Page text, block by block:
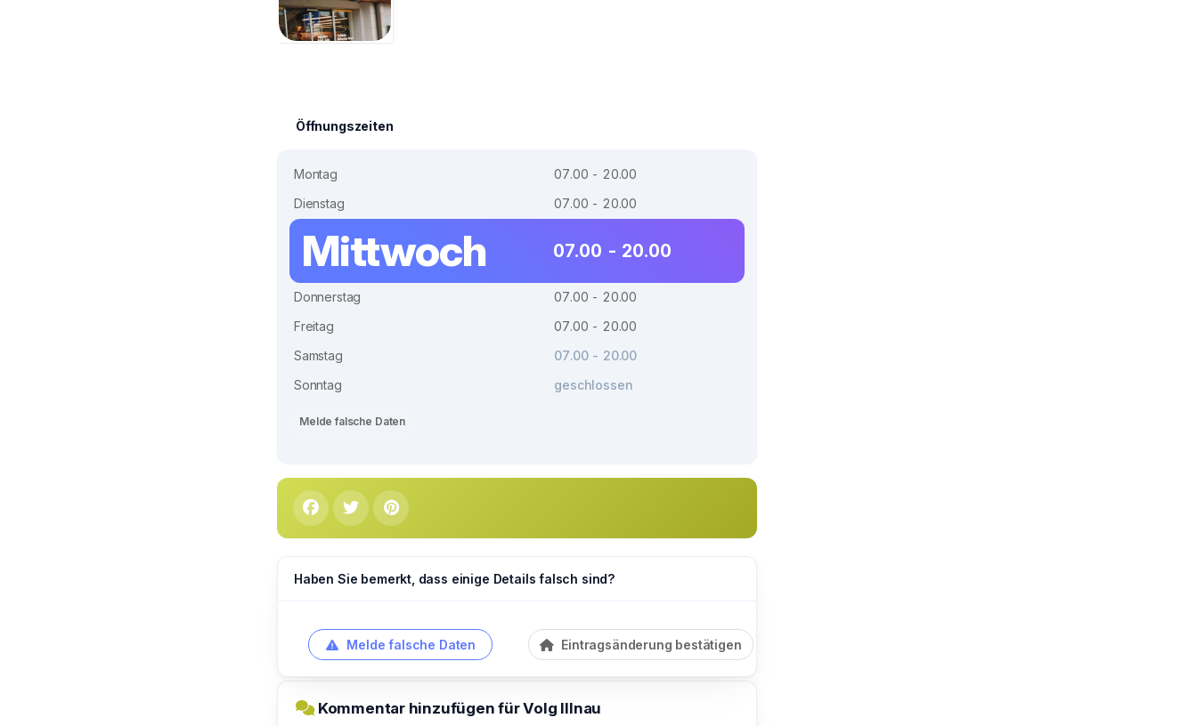
Öffnungszeiten
Montag
07.00 - 20.00
Dienstag
07.00 - 20.00
Mittwoch 07.00 - 20.00
Donnerstag
07.00 - 20.00
Freitag
07.00 - 20.00
Samstag
07.00 - 20.00
Sonntag
geschlossen
Melde falsche Daten
Haben Sie bemerkt, dass einige Details falsch sind?
Melde falsche Daten Eintragsänderung bestätigen
Kommentar hinzufügen für Volg Illnau